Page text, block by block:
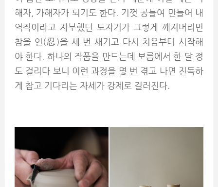
해자, 가해자가 되기도 한다. 기껏 공들여 만들어 내
역작이라고 자부했던 도자기가 그렇게 깨져버리면
참을 인(忍)을 세 번 새기고 다시 처음부터 시작해
야 한다. 하나의 작품을 만드는데 보름에서 한 달 정
도 걸리다 보니 이런 과정을 몇 번 겪고 나면 진득하
게 참고 기다리는 자세가 강제로 길러진다.